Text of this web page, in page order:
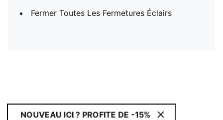
Fermer Toutes Les Fermetures Éclairs
NOUVEAU ICI ? PROFITE DE -15%